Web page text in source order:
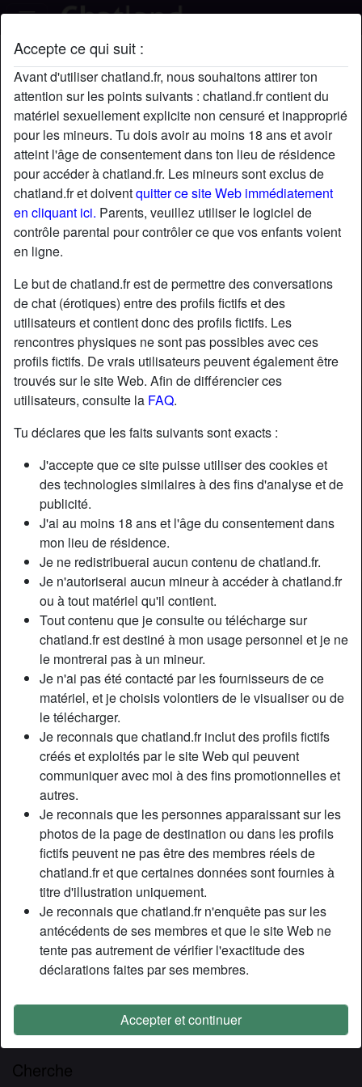
Accepte ce qui suit :
Avant d'utiliser chatland.fr, nous souhaitons attirer ton
attention sur les points suivants : chatland.fr contient du
matériel sexuellement explicite non censuré et inapproprié
pour les mineurs. Tu dois avoir au moins 18 ans et avoir
atteint l'âge de consentement dans ton lieu de résidence
pour accéder à chatland.fr. Les mineurs sont exclus de
chatland.fr et doiventquitter ce site Web immédiatement
en cliquant ici. Parents, veuillez utiliser le logiciel de
contrôle parental pour contrôler ce que vos enfants voient
en ligne.
Le but de chatland.fr est de permettre des conversations
de chat (érotiques) entre des profils fictifs et des
utilisateurs et contient donc des profils fictifs. Les
rencontres physiques ne sont pas possibles avec ces
profils fictifs. De vrais utilisateurs peuvent également être
trouvés sur le site Web. Afin de différencier ces
utilisateurs, consulte la FAQ.
Tu déclares que les faits suivants sont exacts :
J'accepte que ce site puisse utiliser des cookies et
des technologies similaires à des fins d'analyse et de
publicité.
J'ai au moins 18 ans et l'âge du consentement dans
mon lieu de résidence.
Je ne redistribuerai aucun contenu de chatland.fr.
Je n'autoriserai aucun mineur à accéder à chatland.fr
ou à tout matériel qu'il contient.
Tout contenu que je consulte ou télécharge sur
chatland.fr est destiné à mon usage personnel et je ne
le montrerai pas à un mineur.
Je n'ai pas été contacté par les fournisseurs de ce
matériel, et je choisis volontiers de le visualiser ou de
le télécharger.
Je reconnais que chatland.fr inclut des profils fictifs
créés et exploités par le site Web qui peuvent
communiquer avec moi à des fins promotionnelles et
autres.
Je reconnais que les personnes apparaissant sur les
photos de la page de destination ou dans les profils
fictifs peuvent ne pas être des membres réels de
chatland.fr et que certaines données sont fournies à
titre d'illustration uniquement.
Je reconnais que chatland.fr n'enquête pas sur les
antécédents de ses membres et que le site Web ne
tente pas autrement de vérifier l'exactitude des
déclarations faites par ses membres.
Accepter et continuer
yourDessert's profil
radio_button_checked
starAjouter chatDiscuter !
Nickname:
Âge:
30
Pays:
France
Département:
Sexe:
Femme
Sexualité:
Relation:
Célibataire
Couleur des cheveux:
Brunette
Couleur des yeux:
Brun
Taille:
Poids:
50 Kg
Épilé(e):
Oui
Fumeur(euse):
À l'occasion
person_pin Description
Bon, je ne vais pas faire semblant que je suis une fille bien
qui veut s’évader etc, haha, moi je n’ai pas honte à afficher
directos la couleur et à dire que je suis une meuf libertine
être une femme qui profite de sexualité… Bref, tout ça pour
vous dire que je recherche une expérience coquine
Cherche